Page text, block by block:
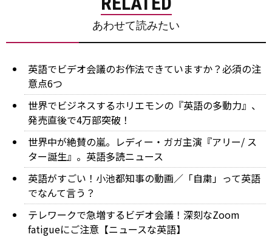
あわせて読みたい
英語でビデオ会議のお作法できていますか？必須の注
意点6つ
世界でビジネスするホリエモンの『英語の多動力』、
発売直後で4万部突破！
世界中が絶賛の嵐。レディー・ガガ主演『アリー/ ス
ター誕生』。英語多読ニュース
英語がすごい！小池都知事の動画／「自粛」って英語
でなんて言う？
テレワークで急増するビデオ会議！深刻なZoom
fatigueにご注意【ニュースな英語】